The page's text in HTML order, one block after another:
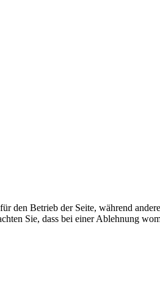
den Betrieb der Seite, während
Sie, dass bei einer Ablehnung